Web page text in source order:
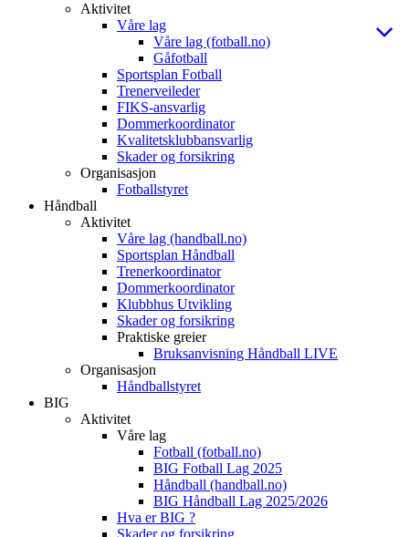
Aktivitet
Våre lag
Våre lag (fotball.no)
Gåfotball
Sportsplan Fotball
Trenerveileder
FIKS-ansvarlig
Dommerkoordinator
Kvalitetsklubbansvarlig
Skader og forsikring
Organisasjon
Fotballstyret
Håndball
Aktivitet
Våre lag (handball.no)
Sportsplan Håndball
Trenerkoordinator
Dommerkoordinator
Klubbhus Utvikling
Skader og forsikring
Praktiske greier
Bruksanvisning Håndball LIVE
Organisasjon
Håndballstyret
BIG
Aktivitet
Våre lag
Fotball (fotball.no)
BIG Fotball Lag 2025
Håndball (handball.no)
BIG Håndball Lag 2025/2026
Hva er BIG ?
Skader og forsikring